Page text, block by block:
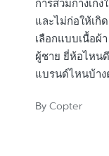
การสวมกางเก
และไม่ก่อให้เกิ
เลือกแบบเนื้อผ้
ผู้ชาย ยี่ห้อไหน
แบรนด์ไหนบ้าง
Posted
By Copter